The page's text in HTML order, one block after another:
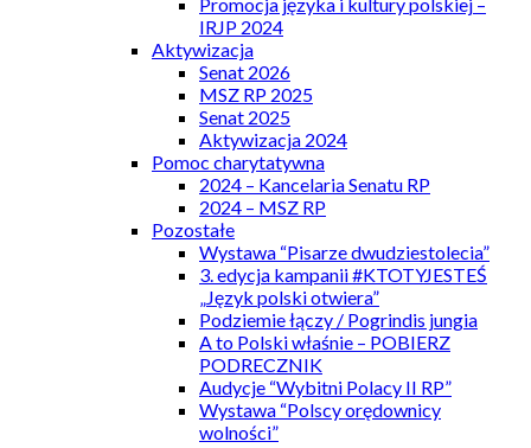
IRJP 2024
Aktywizacja
Senat 2026
MSZ RP 2025
Senat 2025
Aktywizacja 2024
Pomoc charytatywna
2024 – Kancelaria Senatu RP
2024 – MSZ RP
Pozostałe
Wystawa “Pisarze dwudziestolecia”
3. edycja kampanii #KTOTYJESTEŚ
„Język polski otwiera”
Podziemie łączy / Pogrindis jungia
A to Polski właśnie – POBIERZ
PODRECZNIK
Audycje “Wybitni Polacy II RP”
Wystawa “Polscy orędownicy
wolności”